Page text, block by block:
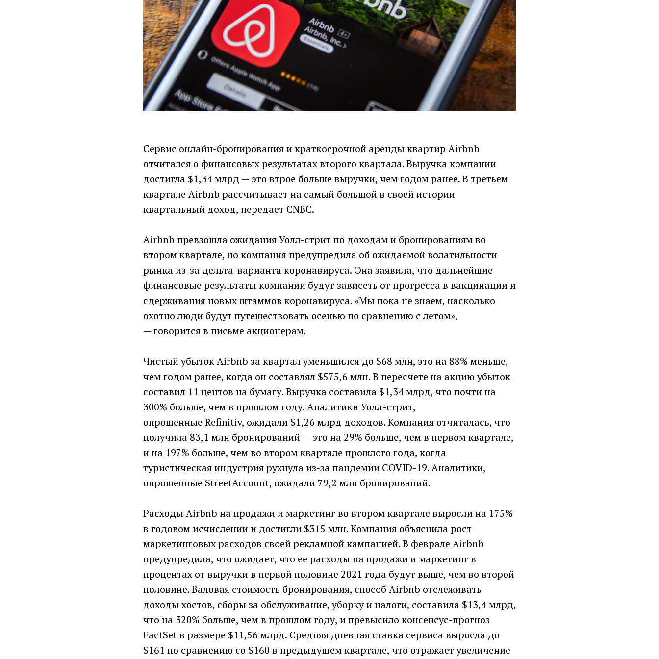
Сервис онлайн-бронирования и краткосрочной аренды квартир Airbnb
отчитался о финансовых результатах второго квартала. Выручка компании
достигла $1,34 млрд — это втрое больше выручки, чем годом ранее. В третьем
квартале Airbnb рассчитывает на самый большой в своей истории
квартальный доход, передает CNBC.
Airbnb превзошла ожидания Уолл-стрит по доходам и бронированиям во
втором квартале, но компания предупредила об ожидаемой волатильности
рынка из-за дельта-варианта коронавируса. Она заявила, что дальнейшие
финансовые результаты компании будут зависеть от прогресса в вакцинации и
сдерживания новых штаммов коронавируса. «Мы пока не знаем, насколько
охотно люди будут путешествовать осенью по сравнению с летом»,
— говорится в письме акционерам.
Чистый убыток Airbnb за квартал уменьшился до $68 млн, это на 88% меньше,
чем годом ранее, когда он составлял $575,6 млн. В пересчете на акцию убыток
составил 11 центов на бумагу. Выручка составила $1,34 млрд, что почти на
300% больше, чем в прошлом году. Аналитики Уолл-стрит,
опрошенные Refinitiv, ожидали $1,26 млрд доходов. Компания отчиталась, что
получила 83,1 млн бронирований — это на 29% больше, чем в первом квартале,
и на 197% больше, чем во втором квартале прошлого года, когда
туристическая индустрия рухнула из-за пандемии COVID-19. Аналитики,
опрошенные StreetAccount, ожидали 79,2 млн бронирований.
Расходы Airbnb на продажи и маркетинг во втором квартале выросли на 175%
в годовом исчислении и достигли $315 млн. Компания объяснила рост
маркетинговых расходов своей рекламной кампанией. В феврале Airbnb
предупредила, что ожидает, что ее расходы на продажи и маркетинг в
процентах от выручки в первой половине 2021 года будут выше, чем во второй
половине. Валовая стоимость бронирования, способ Airbnb отслеживать
доходы хостов, сборы за обслуживание, уборку и налоги, составила $13,4 млрд,
что на 320% больше, чем в прошлом году, и превысило консенсус-прогноз
FactSet в размере $11,56 млрд. Средняя дневная ставка сервиса выросла до
$161 по сравнению со $160 в предыдущем квартале, что отражает увеличение